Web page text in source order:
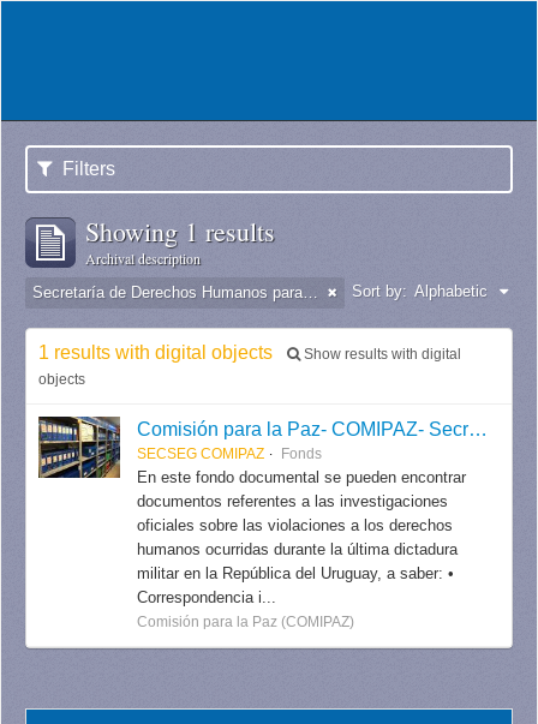
Filters
Showing 1 results
Archival description
Secretaría de Derechos Humanos para el Pasado Reciente Sort by: Alphabetic
1 results with digital objects
Show results with digital
objects
Comisión para la Paz- COMIPAZ- Secretaría de Seguimiento / Secretaría de Derechos Humanos para el Pasado Reciente.
SECSEG COMIPAZ Fonds
En este fondo documental se pueden encontrar
documentos referentes a las investigaciones
oficiales sobre las violaciones a los derechos
humanos ocurridas durante la última dictadura
militar en la República del Uruguay, a saber: •
Correspondencia i...
Comisión para la Paz (COMIPAZ)